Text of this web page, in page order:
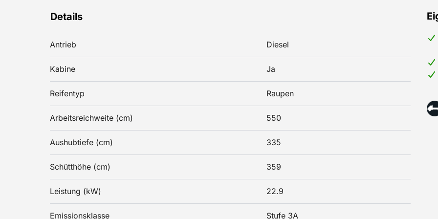
Details
Antrieb Diesel
Kabine Ja
Reifentyp Raupen
Arbeitsreichweite (cm) 550
Aushubtiefe (cm) 335
Schütthöhe (cm) 359
Leistung (kW) 22.9
Emissionsklasse Stufe 3A